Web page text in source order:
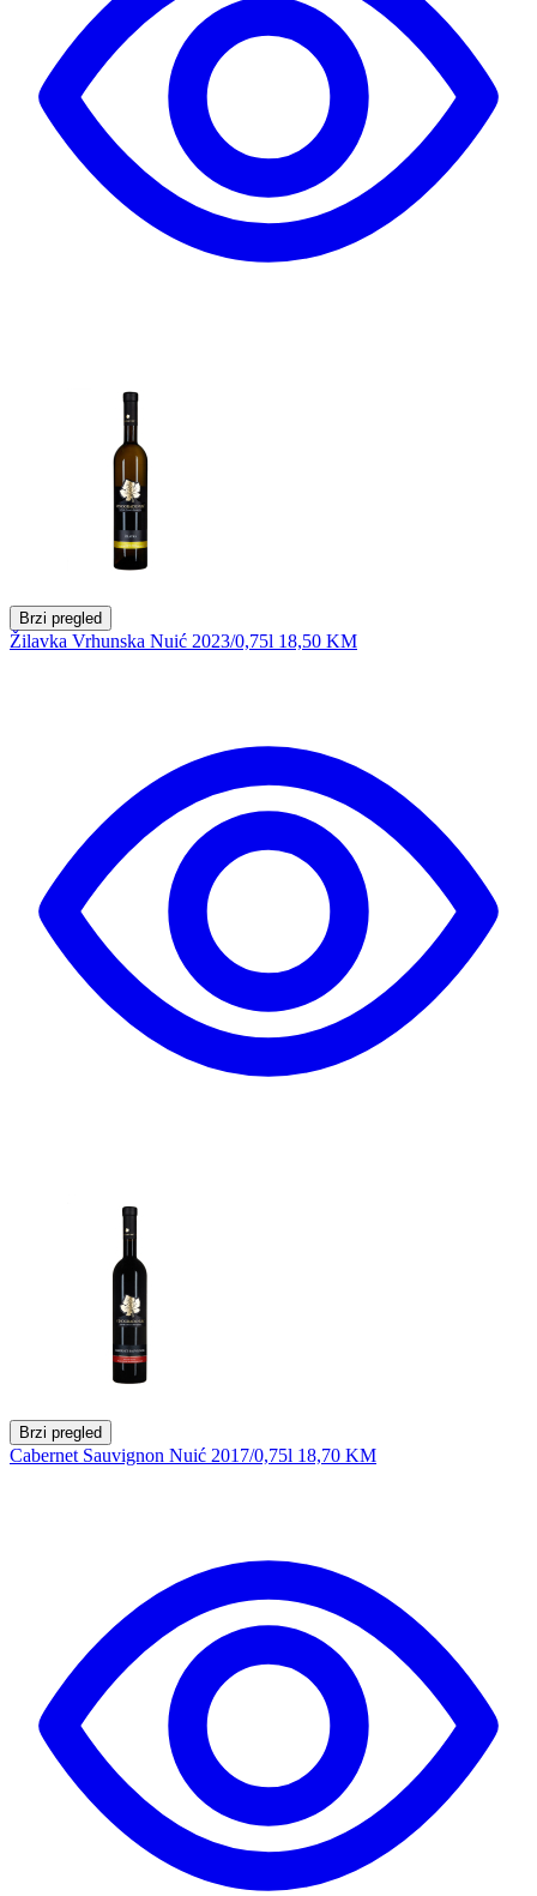
Brzi pregled
Žilavka Vrhunska Nuić 2023/0,75l 18,50 KM
Brzi pregled
Cabernet Sauvignon Nuić 2017/0,75l 18,70 KM